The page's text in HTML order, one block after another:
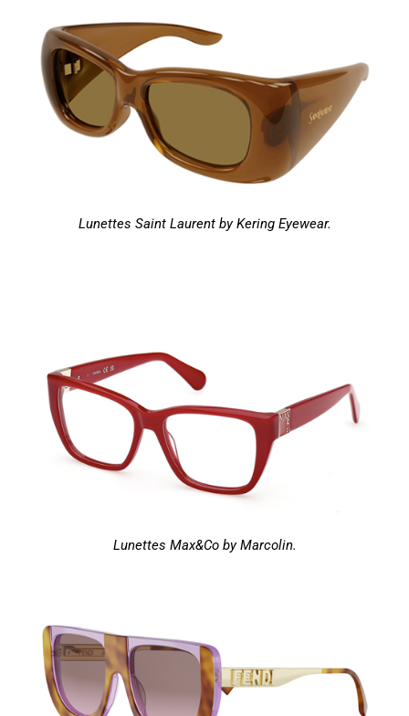
Lunettes Saint Laurent by Kering Eyewear.
Lunettes Max&Co by Marcolin.